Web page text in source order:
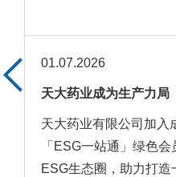
01.07.2026
天大药业成为生产力局
天大药业有限公司加入
「ESG一站通」绿色
ESG生态圈，助力打